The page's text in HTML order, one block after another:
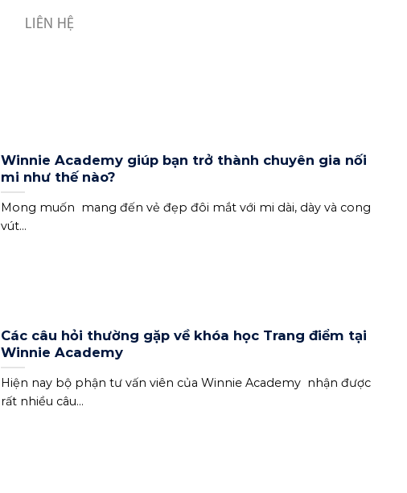
LIÊN HỆ
Winnie Academy giúp bạn trở thành chuyên gia nối
mi như thế nào?
Mong muốn mang đến vẻ đẹp đôi mắt với mi dài, dày và cong
vút...
Các câu hỏi thường gặp về khóa học Trang điểm tại
Winnie Academy
Hiện nay bộ phận tư vấn viên của Winnie Academy nhận được
rất nhiều câu...